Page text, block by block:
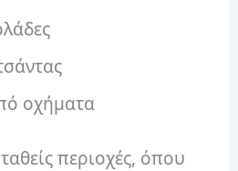
οχήματα
περιοχές, όπου